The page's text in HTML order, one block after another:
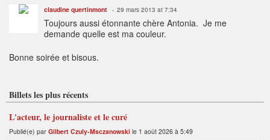
claudine quertinmont 29 mars 2013 at 7:34
Toujours aussi étonnante chère Antonia. Je me
demande quelle est ma couleur.
Bonne soirée et bisous.
Billets les plus récents
L'acteur, le journaliste et le curé
Publié(e) par Gilbert Czuly-Msczanowski le 1 août 2026 à 5:49